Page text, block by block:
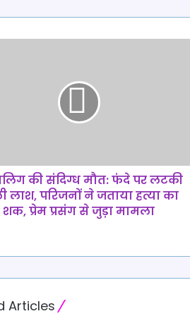
की संदिग्ध मौत: फंदे पर लटकी
लाश, परिजनों ने जताया हत्या का
शक, प्रेम प्रसंग से जुड़ा मामला
Articles